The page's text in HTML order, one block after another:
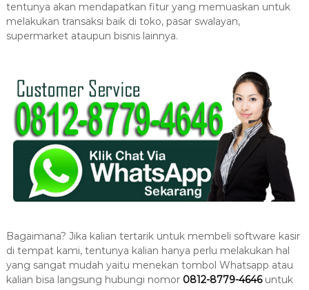
tentunya akan mendapatkan fitur yang memuaskan untuk
melakukan transaksi baik di toko, pasar swalayan,
supermarket ataupun bisnis lainnya.
Bagaimana? Jika kalian tertarik untuk membeli software kasir
di tempat kami, tentunya kalian hanya perlu melakukan hal
yang sangat mudah yaitu menekan tombol Whatsapp atau
kalian bisa langsung hubungi nomor0812-8779-4646untuk